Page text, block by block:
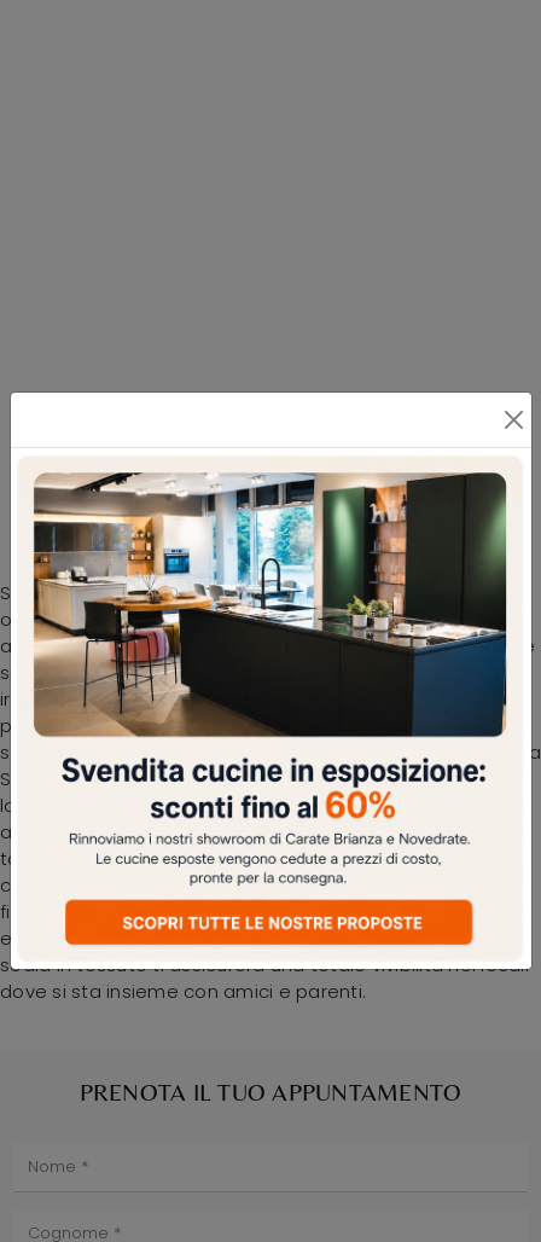
Sedia Juliette di La Seggiola: arreda la tua
abitazione con una tra le più originali Sedie
fisse moderne
Sedia Juliette di La Seggiola in tessuto: sarà capace di
organizzare al meglio il dining o il soggiorno della tua
abitazione, coniugando doti di funzionalità e stile. Le sedie
si dimostrano tra i mobili ed elementi accessori
irrinunciabili in ogni casa, per cui disponiamo nel nostro
punto vendita di una vasta collezione di soluzioni da
scegliere basandoti sulle tue preferenze. Ogni soluzione La
Seggiola assicura un certo stile indipendentemente dal
locale di destinazione, in quanto organizza gli spazi
arricchendone l'estetica. Nel nostro punto vendita potrai
toccare con mano le più esclusive proposte in
commercio, tra cui anche quelle da pranzo moderne
firmate dal noto e rinomato brand La Seggiola. Oltre ad
essere veramente confortevole e ergonomica, questa
sedia in tessuto ti assicurerà una totale vivibilità nei locali
dove si sta insieme con amici e parenti.
PRENOTA IL TUO APPUNTAMENTO